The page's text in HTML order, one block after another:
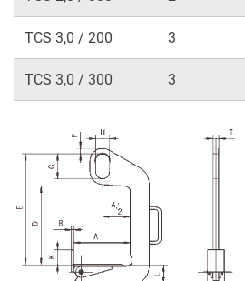
TCS 3,0 / 200 3
TCS 3,0 / 300 3